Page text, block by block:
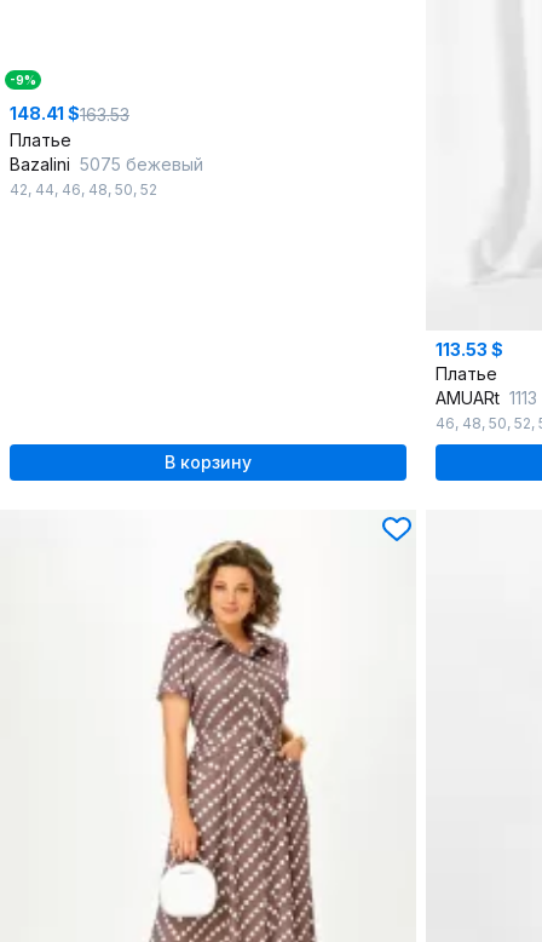
-9%
148.41 $163.53
Платье
Bazalini 5075 бежевый
42, 44, 46, 48, 50, 52
В корзину
113.53 $
Платье
AMUARt
46, 48, 50, 52,